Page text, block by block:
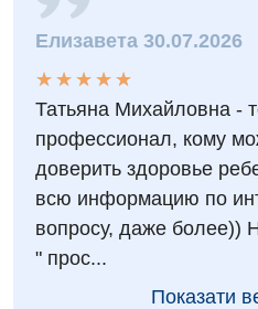
Алергологія, імунологія
Безоплатні послуги
Вакцинація
Гастроентерологія
Гематологія
Російська
Елизавета 30.07.2026
★
★
★
★
★
★ ★ ★ ★ ★
Татьяна Михайловна -
профессионал, кому
доверить здоровье
всю информацию по
вопросу, даже более))
" прос...
Показати